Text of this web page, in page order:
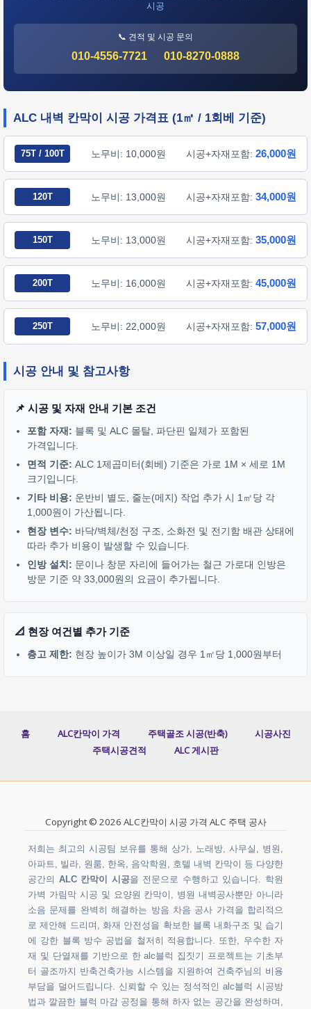
시공
📞 견적 및 시공 문의
010-4556-7721 010-8270-0888
ALC 내벽 칸막이 시공 가격표 (1㎡ / 1회베 기준)
75T / 100T 노무비: 10,000원 시공+자재포함: 26,000원
120T 노무비: 13,000원 시공+자재포함: 34,000원
150T 노무비: 13,000원 시공+자재포함: 35,000원
200T 노무비: 16,000원 시공+자재포함: 45,000원
250T 노무비: 22,000원 시공+자재포함: 57,000원
시공 안내 및 참고사항
📌 시공 및 자재 안내 기본 조건
포함 자재: 블록 및 ALC 몰탈, 파단핀 일체가 포함된
가격입니다.
면적 기준: ALC 1제곱미터(회베) 기준은 가로 1M × 세로 1M
크기입니다.
기타 비용: 운반비 별도, 줄눈(메지) 작업 추가 시 1㎡당 각
1,000원이 가산됩니다.
현장 변수: 바닥/벽체/천정 구조, 소화전 및 전기함 배관 상태에
따라 추가 비용이 발생할 수 있습니다.
인방 설치: 문이나 창문 자리에 들어가는 철근 가로대 인방은
방문 기준 약 33,000원의 요금이 추가됩니다.
📐 현장 여건별 추가 기준
층고 제한: 현장 높이가 3M 이상일 경우 1㎡당 1,000원부터
홈 ALC칸막이 가격 주택골조 시공(반축)
시공사진
주택시공견적
ALC 게시판
Copyright © 2026 ALC칸막이 시공 가격 ALC 주택 공사
저희는 최고의 시공팀 보유를 통해 상가, 노래방, 사무실, 병원,
아파트, 빌라, 원룸, 한옥, 음악학원, 호텔 내벽 칸막이 등 다양한
공간의 ALC 칸막이 시공을 전문으로 수행하고 있습니다. 학원
가벽 가림막 시공 및 요양원 칸막이, 병원 내벽공사뿐만 아니라
소음 문제를 완벽히 해결하는 방음 차음 공사 가격을 합리적으
로 제안해 드리며, 화재 안전성을 확보한 블록 내화구조 및 습기
에 강한 블록 방수 공법을 철저히 적용합니다. 또한, 우수한 자
재 및 단열재를 기반으로 한 alc블럭 집짓기 프로젝트는 기초부
터 골조까지 반축건축가능 시스템을 지원하여 건축주님의 비용
부담을 덜어드립니다. 신뢰할 수 있는 정석적인 alc블럭 시공방
법과 깔끔한 블럭 마감 공정을 통해 하자 없는 공간을 완성하며,